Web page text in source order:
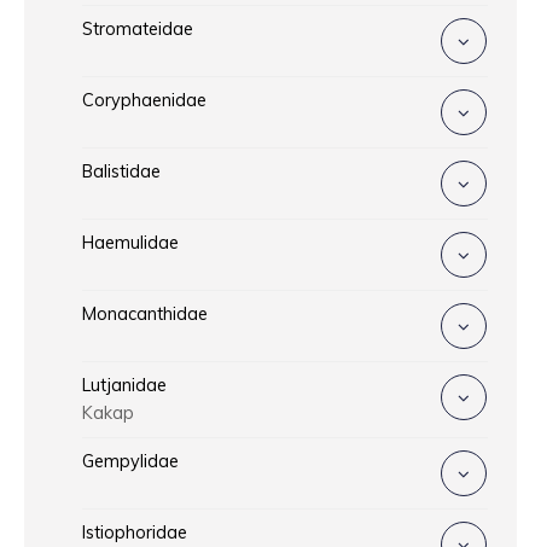
Stromateidae
Coryphaenidae
Balistidae
Haemulidae
Monacanthidae
Lutjanidae
Kakap
Gempylidae
Istiophoridae